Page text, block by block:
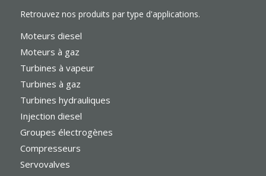
Retrouvez nos produits par type d'applications.
Moteurs diesel
Moteurs à gaz
Turbines à vapeur
Turbines à gaz
Turbines hydrauliques
Injection diesel
Groupes électrogènes
Compresseurs
Servovalves